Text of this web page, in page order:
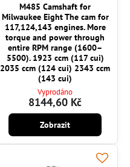
M485 Camshaft for
Milwaukee Eight The cam for
117,124,143 engines. More
torque and power through
entire RPM range (1600–
5500). 1923 ccm (117 cui)
2035 ccm (124 cui) 2343 ccm
(143 cui)
Vyprodáno
8144,60 Kč
Zobrazit